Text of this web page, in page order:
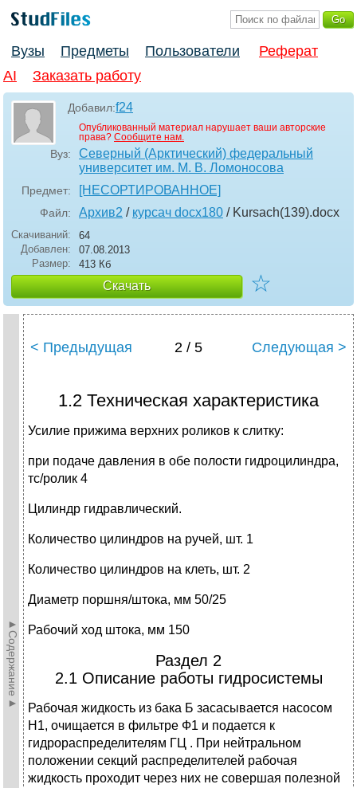
Вузы Предметы Пользователи
Реферат
AI
Заказать работу
Добавил:f24
Опубликованный материал нарушает ваши авторские
права? Сообщите нам.
Вуз:
Северный (Арктический) федеральный
университет им. М. В. Ломоносова
Предмет: [НЕСОРТИРОВАННОЕ]
Файл: Архив2 / курсач docx180 / Kursach(139).docx
Скачиваний:
64
Добавлен:
07.08.2013
Размер:
413 Кб
Скачать ☆
►Содержание►
< Предыдущая 2 / 5 Следующая >
1.2 Техническая характеристика
Усилие прижима верхних роликов к слитку:
при подаче давления в обе полости гидроцилиндра,
тс/ролик 4
Цилиндр гидравлический.
Количество цилиндров на ручей, шт. 1
Количество цилиндров на клеть, шт. 2
Диаметр поршня/штока, мм 50/25
Рабочий ход штока, мм 150
Раздел 2
2.1 Описание работы гидросистемы
Рабочая жидкость из бака Б засасывается насосом
Н1, очищается в фильтре Ф1 и подается к
гидрораспределителям ГЦ . При нейтральном
положении секций распределителей рабочая
жидкость проходит через них не совершая полезной